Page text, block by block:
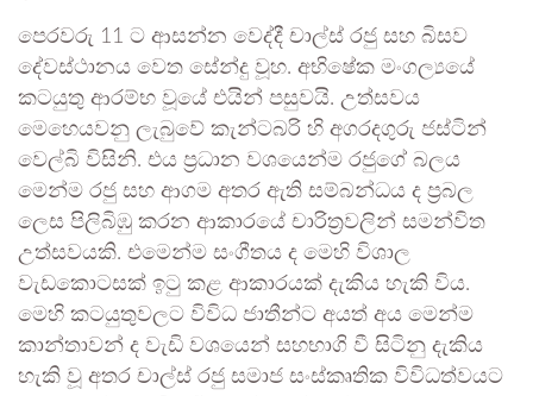
පෙරවරු 11 ට ආසන්න වෙද්දී චාල්ස් රජු සහ බිසව
දේවස්ථානය වෙත සේන්දු වූහ. අභිෂේක මංගල්‍යයේ
කටයුතු ආරම්භ වූයේ එයින් පසුවයි. උත්සවය
මෙහෙයවනු ලැබුවේ කැන්ටබරි හි අගරදගුරු ජස්ටින්
වෙල්බි විසිනි. එය ප්‍රධාන වශයෙන්ම රජුගේ බලය
මෙන්ම රජු සහ ආගම අතර ඇති සම්බන්ධය ද ප්‍රබල
ලෙස පිලිබිඹු කරන ආකාරයේ චාරිත්‍රවලින් සමන්විත
උත්සවයකි. එමෙන්ම සංගීතය ද මෙහි විශාල
වැඩකොටසක් ඉටු කළ ආකාරයක් දැකිය හැකි විය.
මෙහි කටයුතුවලට විවිධ ජාතීන්ට අයත් අය මෙන්ම
කාන්තාවන් ද වැඩි වශයෙන් සහභාගි වී සිටිනු දැකිය
හැකි වූ අතර චාල්ස් රජු සමාජ සංස්කෘතික විවිධත්වයට